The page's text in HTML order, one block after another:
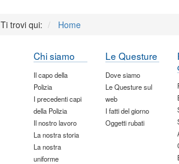
Ti trovi qui: Home
Chi siamo
Il capo della
Polizia
I precedenti capi
della Polizia
Il nostro lavoro
La nostra storia
La nostra
uniforme
Le Questure
Dove siamo
Le Questure sul
web
I fatti del giorno
Oggetti rubati